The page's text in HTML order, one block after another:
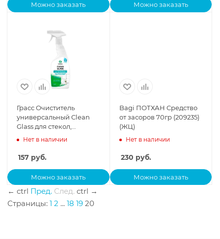
Можно заказать Можно заказать
Грасс Очиститель
универсальный Clean
Glass для стекол,
пластика, хрома,
Нет в наличии
157 руб.
Можно заказать
Bagi ПОТХАН Средство
от засоров 70гр (209235)
(ЖЦ)
Нет в наличии
230 руб.
Можно заказать
← ctrl Пред. След. ctrl →
Страницы: 1 2 ... 18 19 20